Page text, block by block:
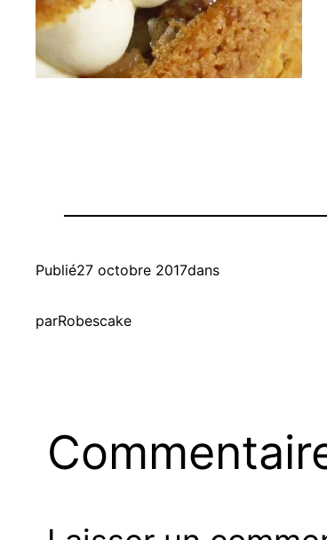
Publié27 octobre 2017dans
parRobescake